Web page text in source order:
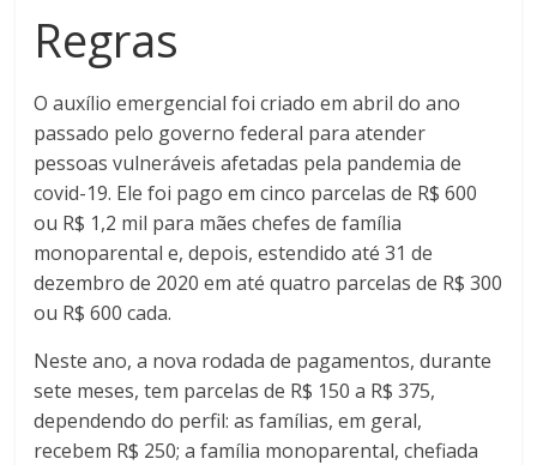
Regras
O auxílio emergencial foi criado em abril do ano
passado pelo governo federal para atender
pessoas vulneráveis afetadas pela pandemia de
covid-19. Ele foi pago em cinco parcelas de R$ 600
ou R$ 1,2 mil para mães chefes de família
monoparental e, depois, estendido até 31 de
dezembro de 2020 em até quatro parcelas de R$ 300
ou R$ 600 cada.
Neste ano, a nova rodada de pagamentos, durante
sete meses, tem parcelas de R$ 150 a R$ 375,
dependendo do perfil: as famílias, em geral,
recebem R$ 250; a família monoparental, chefiada